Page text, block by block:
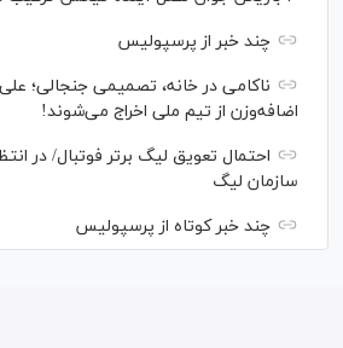
چند خبر از پرسپولیس
ناکامی در خانه، تصمیمی جنجالی؛
اضافه‌وزن از تیم ملی اخراج می‌شوند!
احتمال تعویق لیگ برتر فوتبال/ در
سازمان لیگ
چند خبر کوتاه از پرسپولیس